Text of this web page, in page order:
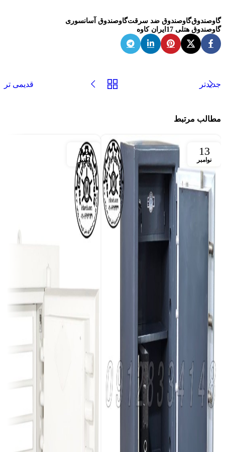
گاوصندوقگاوصندوق ضد سرقتگاوصندوق آسانسوری
گاوصندوق هتلی 17ایران کاوه
جدیدتر قدیمی تر
مطالب مرتبط
13
نوامبر
12
اکتبر